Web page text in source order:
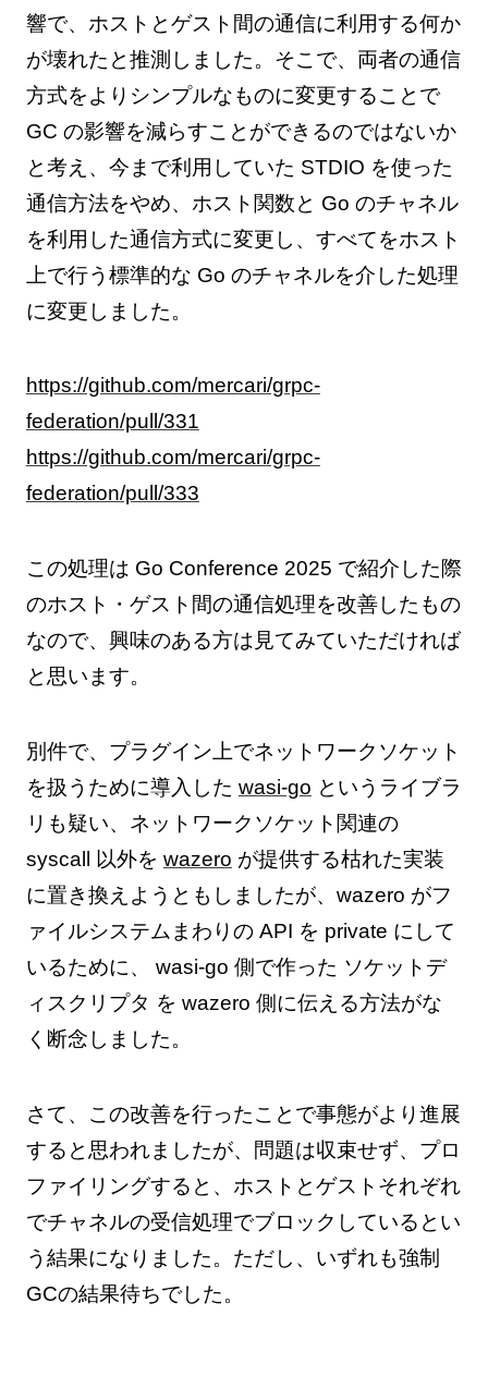
響で、ホストとゲスト間の通信に利用する何か
が壊れたと推測しました。そこで、両者の通信
方式をよりシンプルなものに変更することで
GC の影響を減らすことができるのではないか
と考え、今まで利用していた STDIO を使った
通信方法をやめ、ホスト関数と Go のチャネル
を利用した通信方式に変更し、すべてをホスト
上で行う標準的な Go のチャネルを介した処理
に変更しました。
https://github.com/mercari/grpc-
federation/pull/331
https://github.com/mercari/grpc-
federation/pull/333
この処理は Go Conference 2025 で紹介した際
のホスト・ゲスト間の通信処理を改善したもの
なので、興味のある方は見てみていただければ
と思います。
別件で、プラグイン上でネットワークソケット
を扱うために導入した wasi-go というライブラ
リも疑い、ネットワークソケット関連の
syscall 以外を wazero が提供する枯れた実装
に置き換えようともしましたが、wazero がフ
ァイルシステムまわりの API を private にして
いるために、 wasi-go 側で作った ソケットデ
ィスクリプタ を wazero 側に伝える方法がな
く断念しました。
さて、この改善を行ったことで事態がより進展
すると思われましたが、問題は収束せず、プロ
ファイリングすると、ホストとゲストそれぞれ
でチャネルの受信処理でブロックしているとい
う結果になりました。ただし、いずれも強制
GCの結果待ちでした。